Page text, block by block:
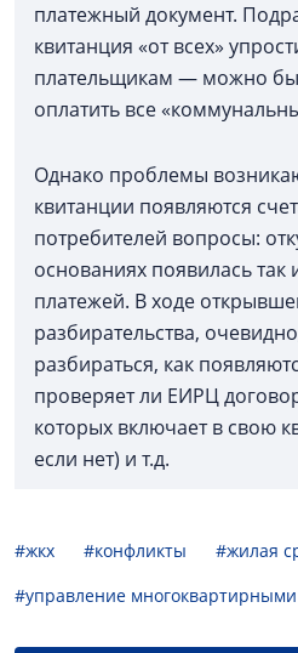
платежный документ.
квитанция «от всех»
плательщикам — можно
оплатить все
Однако проблемы
квитанции появляются
потребителей вопросы:
основаниях появилась так
платежей. В ходе
разбирательства,
разбираться, как
проверяет ли ЕИРЦ
которых включает в свою
если нет) и т.д.
#жкх #конфликты
#жилая
#управление